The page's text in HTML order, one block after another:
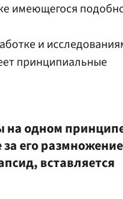
имеющегося
и
принципиальные
на одном
его
вставляется